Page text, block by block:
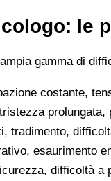
le
gamma di
costante,
prolungata,
tradimento,
esaurimento
difficoltà a